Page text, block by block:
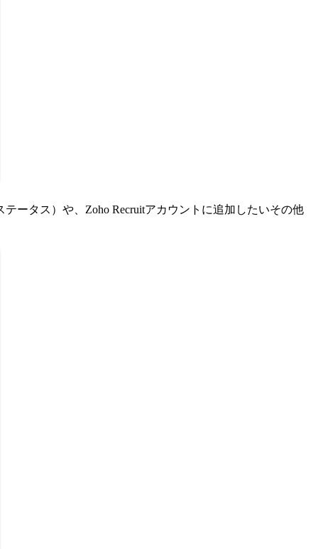
ータス）や、Zoho Recruitアカウントに追加したいその他